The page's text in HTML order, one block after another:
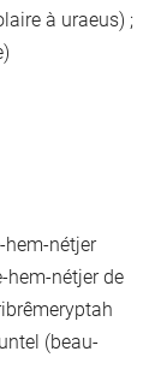
à uraeus) ;
hem-nétjer
hem-nétjer de
(beau-